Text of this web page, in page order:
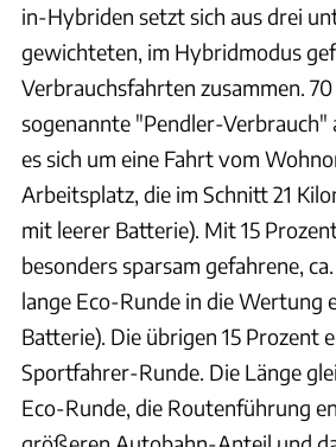
in-Hybriden setzt sich aus drei
gewichteten, im Hybridmodus
Verbrauchsfahrten zusammen.
sogenannte "Pendler-Verbrauch"
es sich um eine Fahrt vom
Arbeitsplatz, die im Schnitt 21
mit leerer Batterie). Mit 15
besonders sparsam gefahrene,
lange Eco-Runde in die Wertung
Batterie). Die übrigen 15 Prozent
Sportfahrer-Runde. Die Länge
Eco-Runde, die Routenführung